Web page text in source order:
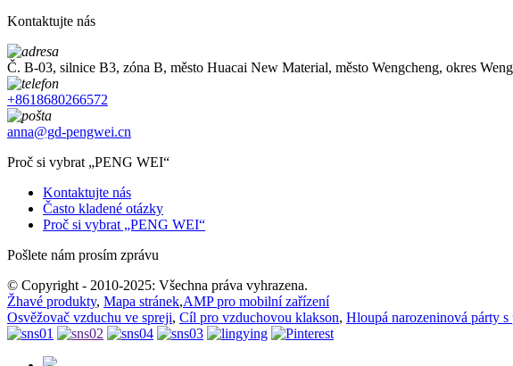
Kontaktujte nás
Č. B-03, silnice B3, zóna B, město Huacai New Material, město Wengcheng, okres
+8618680266572
anna@gd-pengwei.cn
Proč si vybrat „PENG WEI“
Kontaktujte nás
Často kladené otázky
Proč si vybrat „PENG WEI“
Pošlete nám prosím zprávu
© Copyright - 2010-2025: Všechna práva vyhrazena.
Žhavé produkty, Mapa stránek,AMP pro mobilní zařízení
Osvěžovač vzduchu ve spreji, Cíl pro vzduchovou klakson, Hloupá narozeninová párty s